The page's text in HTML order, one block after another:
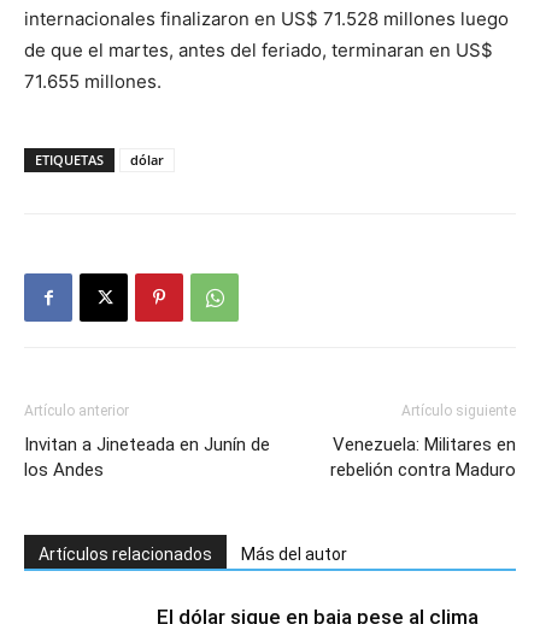
internacionales finalizaron en US$ 71.528 millones luego
de que el martes, antes del feriado, terminaran en US$
71.655 millones.
ETIQUETAS dólar
Artículo anterior
Invitan a Jineteada en Junín de
los Andes
Artículo siguiente
Venezuela: Militares en
rebelión contra Maduro
Artículos relacionados Más del autor
El dólar sigue en baja pese al clima